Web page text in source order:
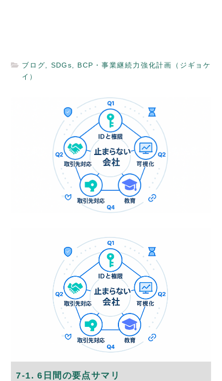
ブログ SDGs
BCP・事業継続力強化計画（ジギョケ
イ）
7-1. 6日間の要点サマリ